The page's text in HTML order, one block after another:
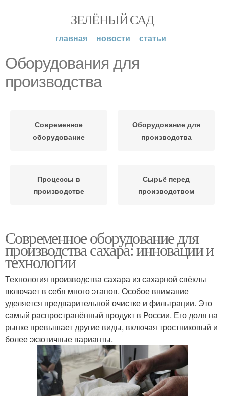
ЗЕЛЁНЫЙ САД
главная новости статьи
Оборудования для
производства
Современное
оборудование
Оборудование для
производства
Процессы в
производстве
Сырьё перед
производством
Современное оборудование для
производства сахара: инновации и
технологии
Технология производства сахара из сахарной свёклы
включает в себя много этапов. Особое внимание
уделяется предварительной очистке и фильтрации. Это
самый распространённый продукт в России. Его доля на
рынке превышает другие виды, включая тростниковый и
более экзотичные варианты.